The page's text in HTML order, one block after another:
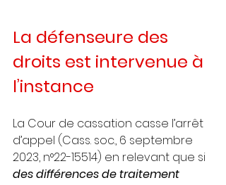
La défenseure des
droits est intervenue à
l’instance
La Cour de cassation casse l’arrêt
d’appel (Cass. soc., 6 septembre
2023, n°22-15514) en relevant que si
des différences de traitement